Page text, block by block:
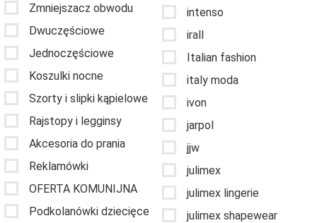
Zmniejszacz obwodu
Dwuczęściowe
Jednoczęściowe
Koszulki nocne
Szorty i slipki kąpielowe
Rajstopy i legginsy
Akcesoria do prania
Reklamówki
OFERTA KOMUNIJNA
Podkolanówki dziecięce
intenso
irall
Italian fashion
italy moda
ivon
jarpol
jjw
julimex
julimex lingerie
julimex shapewear